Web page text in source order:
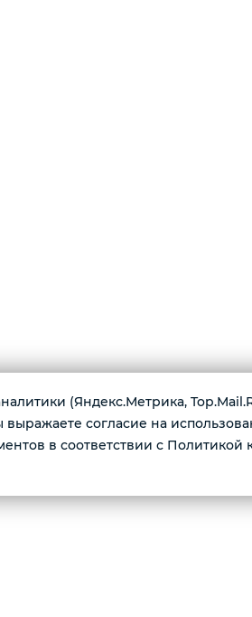
для дома и дачи:
снаряды для детей и
(Яндекс.Метрика,
согласие на
в соответствии с